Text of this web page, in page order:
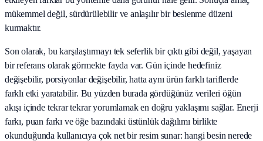
mükemmel değil, sürdürülebilir ve anlaşılır bir beslenme düzeni
kurmaktır.
Son olarak, bu karşılaştırmayı tek seferlik bir çıktı gibi değil, yaşayan
bir referans olarak görmekte fayda var. Gün içinde hedefiniz
değişebilir, porsiyonlar değişebilir, hatta aynı ürün farklı tariflerde
farklı etki yaratabilir. Bu yüzden burada gördüğünüz verileri öğün
akışı içinde tekrar tekrar yorumlamak en doğru yaklaşımı sağlar. Enerji
farkı, puan farkı ve öğe bazındaki üstünlük dağılımı birlikte
okunduğunda kullanıcıya çok net bir resim sunar: hangi besin nerede